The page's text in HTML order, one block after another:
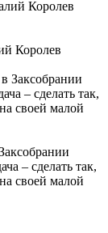
Королев
– сделать так,
своей малой